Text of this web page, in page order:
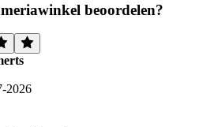
beoordelen?
2026